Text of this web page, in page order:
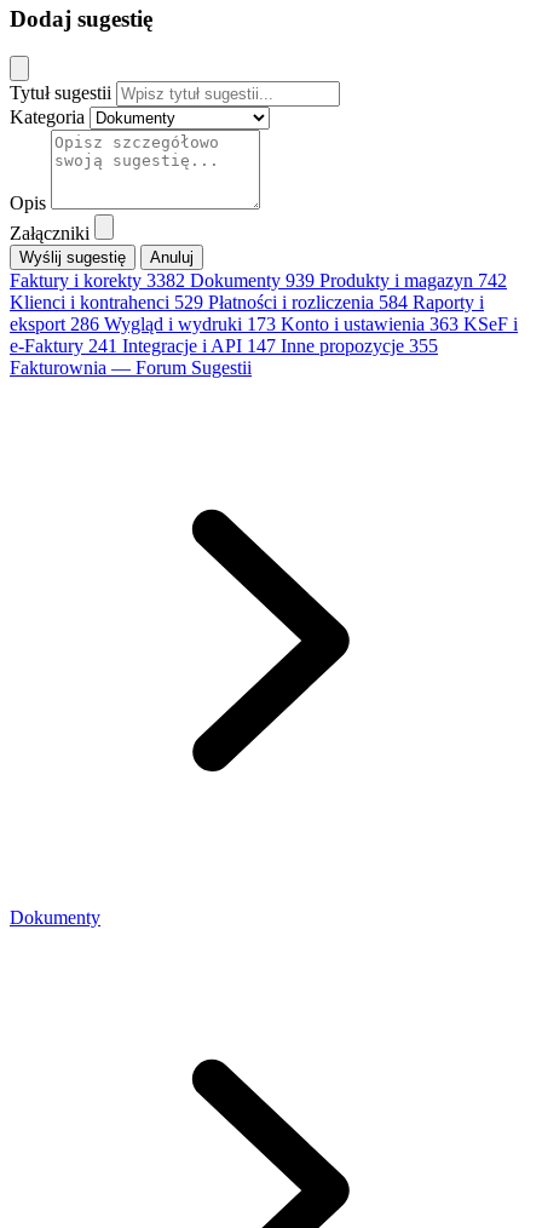
Dodaj sugestię
Tytuł sugestii
Kategoria
Opis
Załączniki
Anuluj
Faktury i korekty 3382 Dokumenty 939 Produkty i magazyn 742
Klienci i kontrahenci 529 Płatności i rozliczenia 584 Raporty i
eksport 286 Wygląd i wydruki 173 Konto i ustawienia 363 KSeF i
e-Faktury 241 Integracje i API 147 Inne propozycje 355
Fakturownia — Forum Sugestii
Dokumenty